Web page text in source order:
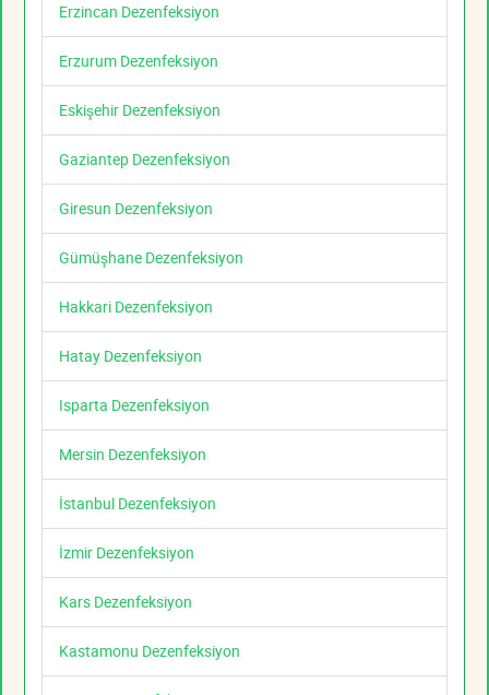
Erzincan Dezenfeksiyon
Erzurum Dezenfeksiyon
Eskişehir Dezenfeksiyon
Gaziantep Dezenfeksiyon
Giresun Dezenfeksiyon
Gümüşhane Dezenfeksiyon
Hakkari Dezenfeksiyon
Hatay Dezenfeksiyon
Isparta Dezenfeksiyon
Mersin Dezenfeksiyon
İstanbul Dezenfeksiyon
İzmir Dezenfeksiyon
Kars Dezenfeksiyon
Kastamonu Dezenfeksiyon